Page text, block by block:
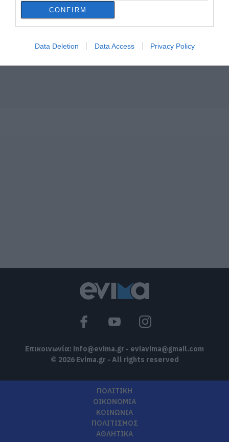
CONFIRM
Data Deletion Data Access Privacy Policy
Καλοκαίρι στην Εύβοια χωρίς
«Ταβέρνα Ξενύχτη» δεν γίνεται! Χρόνια
06.08.2026 | 13:30
Θλίψη στην Εύβοια: Άνδρας έχασε την
Επικοινωνία: info@evima.gr - eviavima@gmail.com
© 2026 Evima.gr - All rights reserved
ΠΟΛΙΤΙΚΗ
ΟΙΚΟΝΟΜΙΑ
ΚΟΙΝΩΝΙΑ
ΠΟΛΙΤΙΣΜΟΣ
ΑΘΛΗΤΙΚΑ